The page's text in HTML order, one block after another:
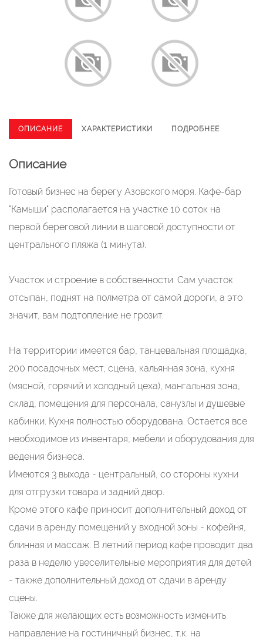
ОПИСАНИЕ ХАРАКТЕРИСТИКИ ПОДРОБНЕЕ
Описание
Готовый бизнес на берегу Азовского моря. Кафе-бар
"Камыши" располагается на участке 10 соток на
первой береговой линии в шаговой доступности от
центрального пляжа (1 минута).
Участок и строение в собственности. Сам участок
отсыпан, поднят на полметра от самой дороги, а это
значит, вам подтопление не грозит.
На территории имеется бар, танцевальная площадка,
200 посадочных мест, сцена, кальянная зона, кухня
(мясной, горячий и холодный цеха), мангальная зона,
склад, помещения для персонала, санузлы и душевые
кабинки. Кухня полностью оборудована. Остается все
необходимое из инвентаря, мебели и оборудования для
ведения бизнеса.
Имеются 3 выхода - центральный, со стороны кухни
для отгрузки товара и задний двор.
Кроме этого кафе приносит дополнительный доход от
сдачи в аренду помещений у входной зоны - кофейня,
блинная и массаж. В летний период кафе проводит два
раза в неделю увеселительные мероприятия для детей
- также дополнительный доход от сдачи в аренду
сцены.
Также для желающих есть возможность изменить
направление на гостиничный бизнес, т.к. на